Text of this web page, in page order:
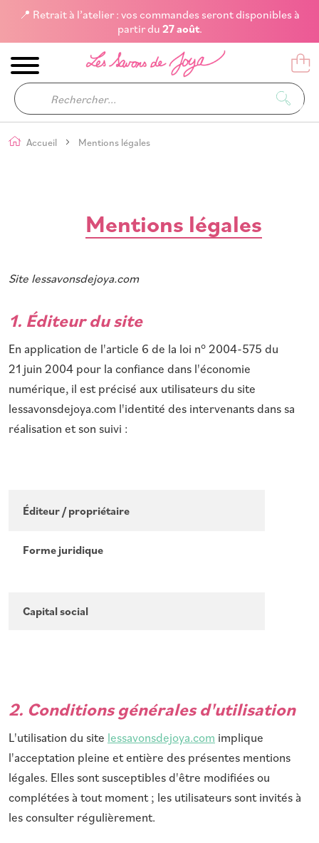
📍 Retrait à l’atelier : vos commandes seront disponibles à
partir du 27 août.
Accueil Mentions légales
Mentions légales
Site lessavonsdejoya.com
1. Éditeur du site
En application de l'article 6 de la loi n° 2004-575 du
21 juin 2004 pour la confiance dans l'économie
numérique, il est précisé aux utilisateurs du site
lessavonsdejoya.com l'identité des intervenants dans sa
réalisation et son suivi :
Éditeur / propriétaire
Forme juridique
Capital social
SIRET
RCS
TVA intracommunautaire
2. Conditions générales d'utilisation
L'utilisation du site lessavonsdejoya.com implique
l'acceptation pleine et entière des présentes mentions
légales. Elles sont susceptibles d'être modifiées ou
complétées à tout moment ; les utilisateurs sont invités à
les consulter régulièrement.